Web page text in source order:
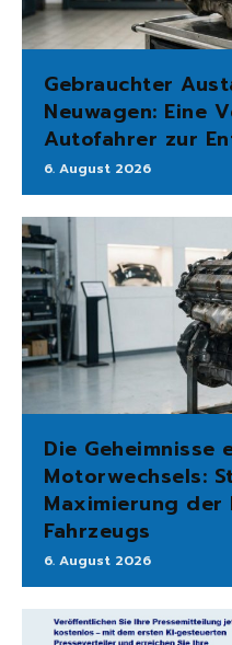
Gebrauchter
Neuwagen: Eine
Autofahrer zur
6. August 2026
Die Geheimnisse
Motorwechsels:
Maximierung der
Fahrzeugs
6. August 2026